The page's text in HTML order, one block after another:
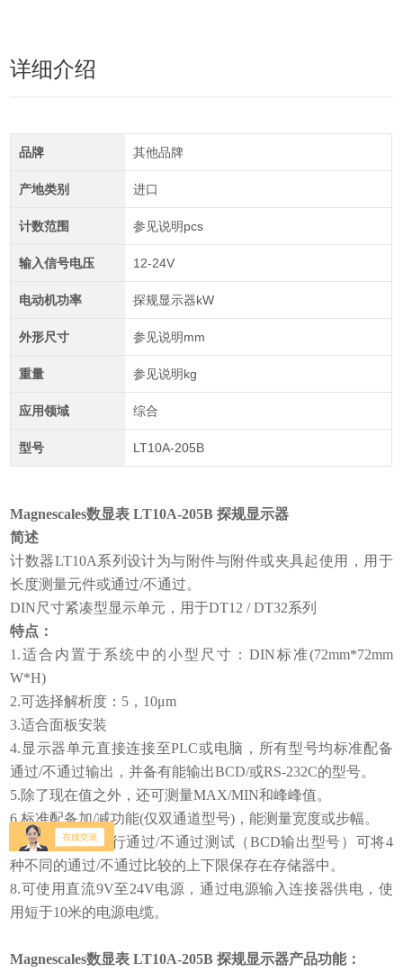
详细介绍
品牌 其他品牌
产地类别 进口
计数范围 参见说明pcs
输入信号电压 12-24V
电动机功率 探规显示器kW
外形尺寸 参见说明mm
重量 参见说明kg
应用领域 综合
型号 LT10A-205B
Magnescales数显表 LT10A-205B 探规显示器
简述
计数器LT10A系列设计为与附件与附件或夹具起使用，用于
长度测量元件或通过/不通过。
DIN尺寸紧凑型显示单元，用于DT12 / DT32系列
特点：
1.适合内置于系统中的小型尺寸：DIN标准(72mm*72mm
W*H)
2.可选择解析度：5，10μm
3.适合面板安装
4.显示器单元直接连接至PLC或电脑，所有型号均标准配备
通过/不通过输出，并备有能输出BCD/或RS-232C的型号。
5.除了现在值之外，还可测量MAX/MIN和峰峰值。
6.标准配备加/减功能(仅双通道型号)，能测量宽度或步幅。
7.能对不同批进行通过/不通过测试（BCD输出型号）可将4
种不同的通过/不通过比较的上下限保存在存储器中。
8.可使用直流9V至24V电源，通过电源输入连接器供电，使
用短于10米的电源电缆。
Magnescales数显表 LT10A-205B 探规显示器产品功能：